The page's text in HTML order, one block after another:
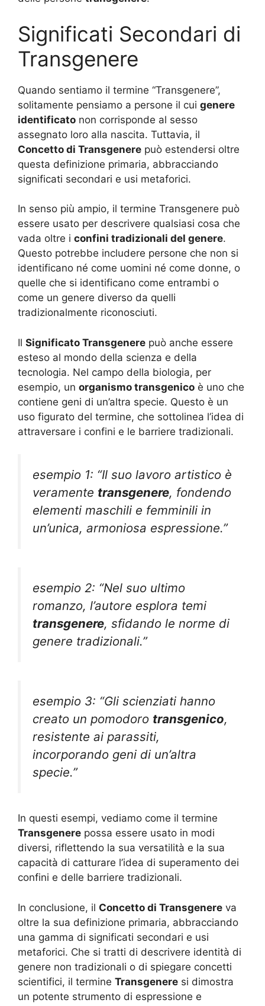
Significati Secondari di
Transgenere
Quando sentiamo il termine “Transgenere”,
solitamente pensiamo a persone il cui genere
identificato non corrisponde al sesso
assegnato loro alla nascita. Tuttavia, il
Concetto di Transgenere può estendersi oltre
questa definizione primaria, abbracciando
significati secondari e usi metaforici.
In senso più ampio, il termine Transgenere può
essere usato per descrivere qualsiasi cosa che
vada oltre i confini tradizionali del genere.
Questo potrebbe includere persone che non si
identificano né come uomini né come donne, o
quelle che si identificano come entrambi o
come un genere diverso da quelli
tradizionalmente riconosciuti.
Il Significato Transgenere può anche essere
esteso al mondo della scienza e della
tecnologia. Nel campo della biologia, per
esempio, un organismo transgenico è uno che
contiene geni di un’altra specie. Questo è un
uso figurato del termine, che sottolinea l’idea di
attraversare i confini e le barriere tradizionali.
esempio 1: “Il suo lavoro artistico è
veramente transgenere, fondendo
elementi maschili e femminili in
un’unica, armoniosa espressione.”
esempio 2: “Nel suo ultimo
romanzo, l’autore esplora temi
transgenere, sfidando le norme di
genere tradizionali.”
esempio 3: “Gli scienziati hanno
creato un pomodoro transgenico,
resistente ai parassiti,
incorporando geni di un’altra
specie.”
In questi esempi, vediamo come il termine
Transgenere possa essere usato in modi
diversi, riflettendo la sua versatilità e la sua
capacità di catturare l’idea di superamento dei
confini e delle barriere tradizionali.
In conclusione, il Concetto di Transgenere va
oltre la sua definizione primaria, abbracciando
una gamma di significati secondari e usi
metaforici. Che si tratti di descrivere identità di
genere non tradizionali o di spiegare concetti
scientifici, il termine Transgenere si dimostra
un potente strumento di espressione e